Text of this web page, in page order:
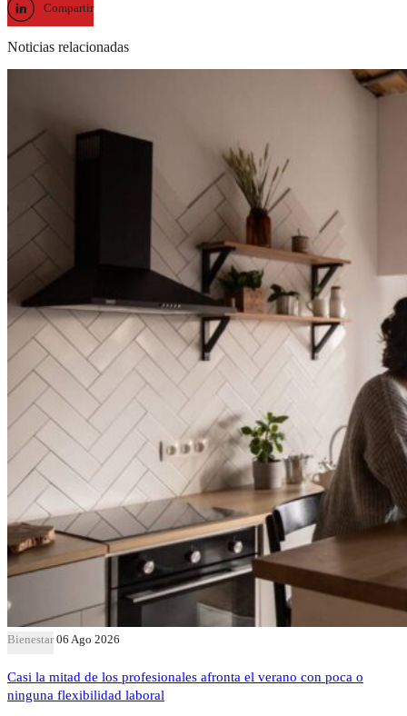
Compartir
Noticias relacionadas
Bienestar 06 Ago 2026
Casi la mitad de los profesionales afronta el verano con poca o
ninguna flexibilidad laboral